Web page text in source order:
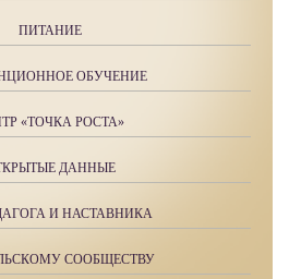
ПИТАНИЕ
ОБУЧЕНИЕ
«ТОЧКА РОСТА»
ДАННЫЕ
И НАСТАВНИКА
СООБЩЕСТВУ